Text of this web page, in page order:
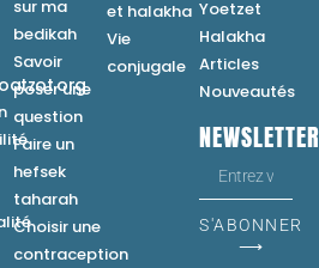
sur ma
bedikah
Savoir
poser une
question
Faire un
hefsek
taharah
Choisir une
contraception
et halakha
Vie
conjugale
Yoetzet
Halakha
Articles
Nouveautés
S'ABONNER
⟶